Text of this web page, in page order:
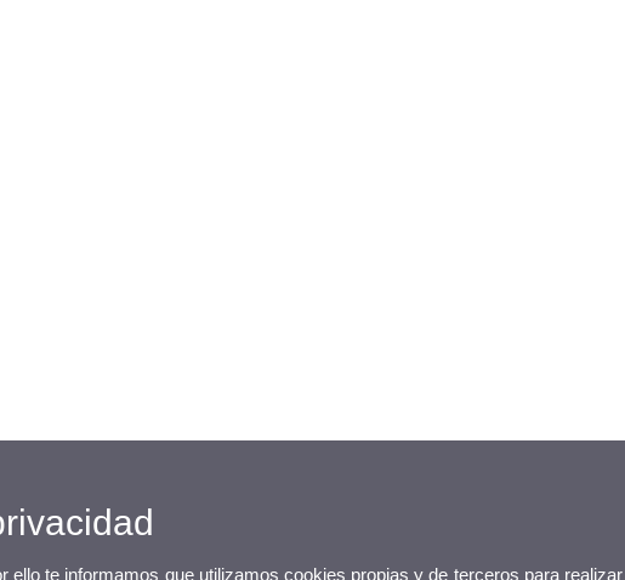
ello te informamos que utilizamos cookies propias y de terceros para realizar